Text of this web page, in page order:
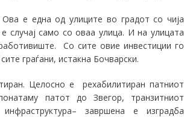
е една од улиците во градот со чија
случај само со оваа улица. И на улицата
. Со сите овие инвестиции го
граѓани, истакна Бочварски.
н. Целосно е рехабилитиран патниот
патот до Звегор, транзитниот
– завршена еизградба